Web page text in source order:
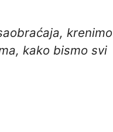
krenimo
kako bismo svi